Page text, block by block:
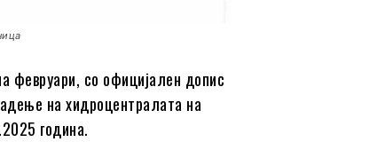
февруари, со официјален допис
на хидроцентралата на
година.